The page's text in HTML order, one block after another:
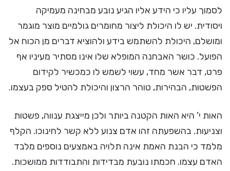
לסמוך עליו כי הידע אליו הגיע נובע מבחינה מעמיקה
ויסודית. יש לו היכולת ליצור מחומרים גולמיים מוצר מוגמר
ומושלם, היכולת להשתמש בידע ולהוציא דברים מן הכוח אל
הפועל. כושר האבחנה המופלא שלו אינו מסתיר מעיניו אף
פרט, דבר אשר מחד, עשוי לשמש לו כמכשיר לקידום
הפשטות, הבהירות, טוהר הרצון והיכולת להטיל ספק בעצמו.
האות י' היא האות הקטנה ביותר ולכן מייצגת ענווה, פשטות
וצניעות. בהשפעתה זהו אדם צנוע ללא קשר לחינוכו. הקלף
מלמד כי הבנת האמת אינה תלויה באמצעים נוספים מלבד
האדם עצמו. חכמתו נובעת מבדידות והתבודדות ממושכות.